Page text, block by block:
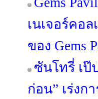
เนเจอร์คอ
ของ Gems
ซันโทรี่ เป๊
ก่อน” เร่งก